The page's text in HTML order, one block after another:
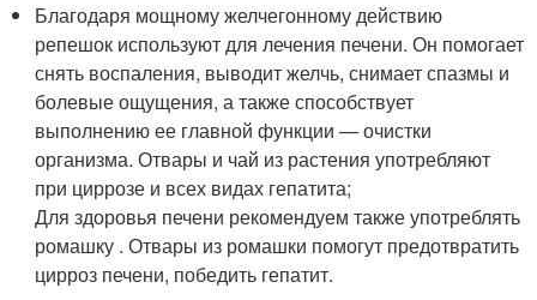
Благодаря мощному желчегонному действию
репешок используют для лечения печени. Он помогает
снять воспаления, выводит желчь, снимает спазмы и
болевые ощущения, а также способствует
выполнению ее главной функции — очистки
организма. Отвары и чай из растения употребляют
при циррозе и всех видах гепатита;
Для здоровья печени рекомендуем также употреблять
ромашку . Отвары из ромашки помогут предотвратить
цирроз печени, победить гепатит.